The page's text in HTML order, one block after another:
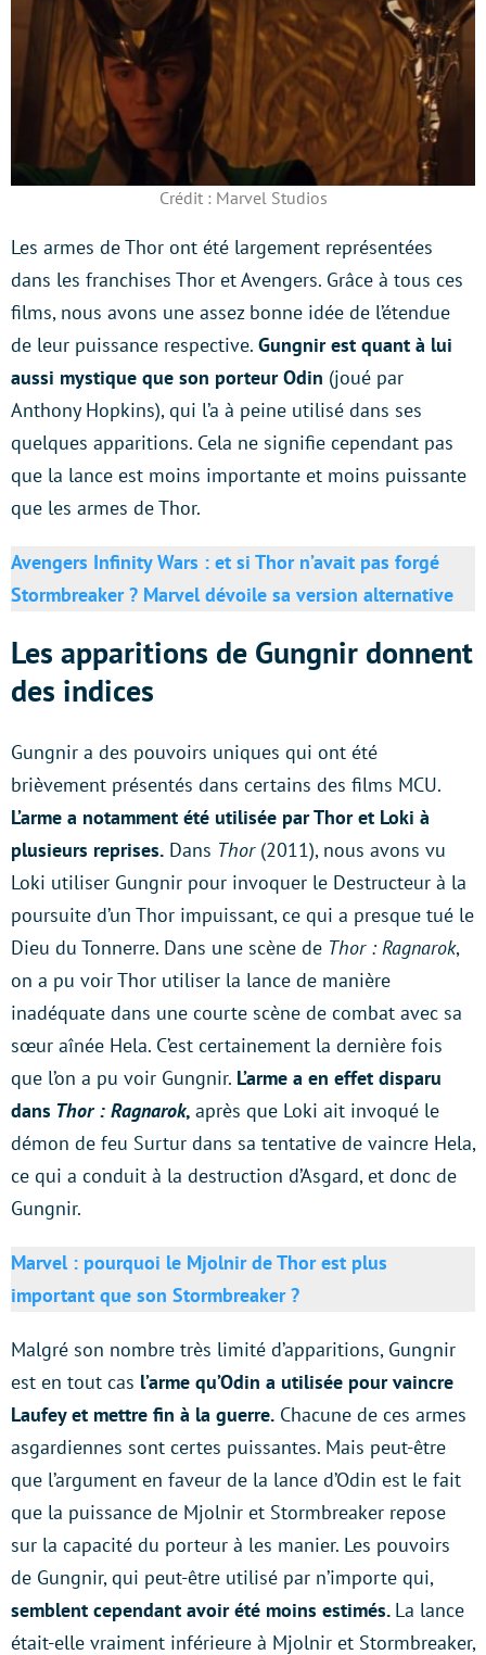
Crédit : Marvel Studios
Les armes de Thor ont été largement représentées
dans les franchises Thor et Avengers. Grâce à tous ces
films, nous avons une assez bonne idée de l’étendue
de leur puissance respective. Gungnir est quant à lui
aussi mystique que son porteur Odin (joué par
Anthony Hopkins), qui l’a à peine utilisé dans ses
quelques apparitions. Cela ne signifie cependant pas
que la lance est moins importante et moins puissante
que les armes de Thor.
Avengers Infinity Wars : et si Thor n’avait pas forgé
Stormbreaker ? Marvel dévoile sa version alternative
Les apparitions de Gungnir donnent
des indices
Gungnir a des pouvoirs uniques qui ont été
brièvement présentés dans certains des films MCU.
L’arme a notamment été utilisée par Thor et Loki à
plusieurs reprises. Dans Thor (2011), nous avons vu
Loki utiliser Gungnir pour invoquer le Destructeur à la
poursuite d’un Thor impuissant, ce qui a presque tué le
Dieu du Tonnerre. Dans une scène de Thor : Ragnarok,
on a pu voir Thor utiliser la lance de manière
inadéquate dans une courte scène de combat avec sa
sœur aînée Hela. C’est certainement la dernière fois
que l’on a pu voir Gungnir. L’arme a en effet disparu
dans Thor : Ragnarok, après que Loki ait invoqué le
démon de feu Surtur dans sa tentative de vaincre Hela,
ce qui a conduit à la destruction d’Asgard, et donc de
Gungnir.
Marvel : pourquoi le Mjolnir de Thor est plus
important que son Stormbreaker ?
Malgré son nombre très limité d’apparitions, Gungnir
est en tout cas l’arme qu’Odin a utilisée pour vaincre
Laufey et mettre fin à la guerre. Chacune de ces armes
asgardiennes sont certes puissantes. Mais peut-être
que l’argument en faveur de la lance d’Odin est le fait
que la puissance de Mjolnir et Stormbreaker repose
sur la capacité du porteur à les manier. Les pouvoirs
de Gungnir, qui peut-être utilisé par n’importe qui,
semblent cependant avoir été moins estimés. La lance
était-elle vraiment inférieure à Mjolnir et Stormbreaker,